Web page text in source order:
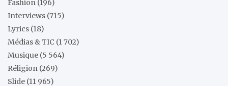
Fashion (196)
Interviews (715)
Lyrics (18)
Médias & TIC (1 702)
Musique (5 564)
Réligion (269)
Slide (11 965)